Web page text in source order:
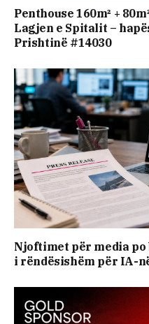
Penthouse 160m² +
Lagjen e Spitalit –
Prishtinë #14030
Njoftimet për media
i rëndësishëm për IA-